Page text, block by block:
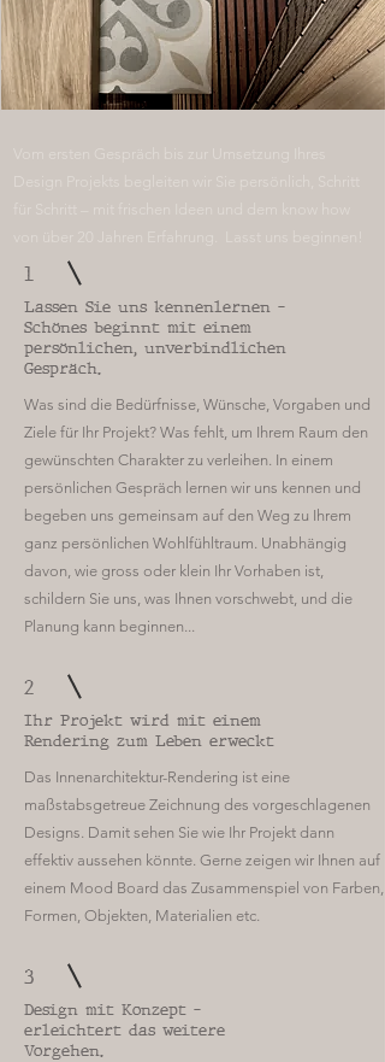
1
Lassen Sie uns kennenlernen –
Schönes beginnt mit einem
persönlichen, unverbindlichen
Gespräch.
Was sind die Bedürfnisse, Wünsche, Vorgaben und
Ziele für Ihr Projekt? Was fehlt, um Ihrem Raum den
gewünschten Charakter zu verleihen. In einem
persönlichen Gespräch lernen wir uns kennen und
begeben uns gemeinsam auf den Weg zu Ihrem
ganz persönlichen Wohlfühltraum. Unabhängig
davon, wie gross oder klein Ihr Vorhaben ist,
schildern Sie uns, was Ihnen vorschwebt, und die
Planung kann beginnen...
2
Ihr Projekt wird mit einem
Rendering zum Leben erweckt
Das Innenarchitektur-Rendering ist eine
maßstabsgetreue Zeichnung des vorgeschlagenen
Designs. Damit sehen Sie wie Ihr Projekt dann
effektiv aussehen könnte. Gerne zeigen wir Ihnen auf
einem Mood Board das Zusammenspiel von Farben,
Formen, Objekten, Materialien etc.
3
Design mit Konzept –
erleichtert das weitere
Vorgehen.